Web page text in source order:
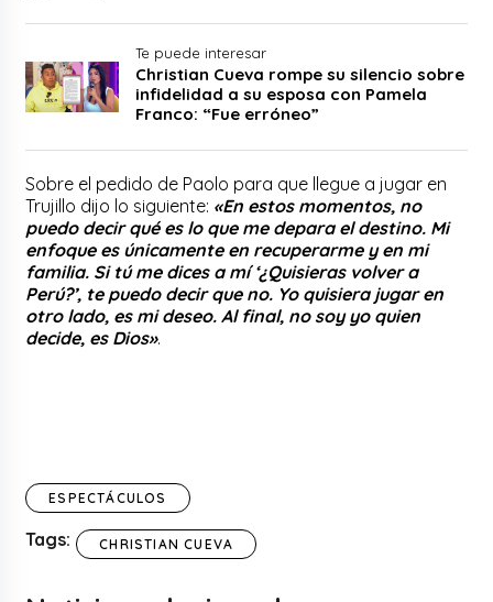
Te puede interesar
Christian Cueva rompe su silencio sobre
infidelidad a su esposa con Pamela
Franco: “Fue erróneo”
Sobre el pedido de Paolo para que llegue a jugar en
Trujillo dijo lo siguiente: «En estos momentos, no
puedo decir qué es lo que me depara el destino. Mi
enfoque es únicamente en recuperarme y en mi
familia. Si tú me dices a mí ‘¿Quisieras volver a
Perú?’, te puedo decir que no. Yo quisiera jugar en
otro lado, es mi deseo. Al final, no soy yo quien
decide, es Dios».
ESPECTÁCULOS
Tags: CHRISTIAN CUEVA